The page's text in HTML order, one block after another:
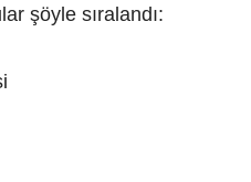
şöyle sıralandı: